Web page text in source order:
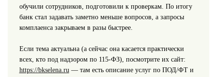
обучили сотрудников, подготовили к проверкам. По итогу
банк стал задавать заметно меньше вопросов, а запросы
комплаенса закрываем в разы быстрее.
Если тема актуальна (а сейчас она касается практически
всех, кто под надзором по 115‑ФЗ), посмотрите их сайт:
https://bkselena.ru — там есть описание услуг по ПОД/ФТ и